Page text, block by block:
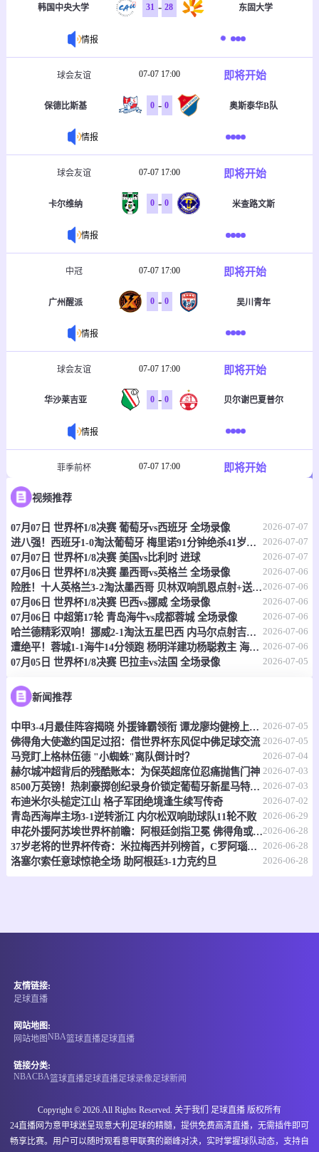
韩国中央大学 31 - 28 东固大学
情报
球会友谊 07-07 17:00 即将开始
保德比斯基 0 - 0 奥斯泰华B队
情报
球会友谊 07-07 17:00 即将开始
卡尔维纳 0 - 0 米查路文斯
情报
中冠 07-07 17:00 即将开始
广州醒派 0 - 0 吴川青年
情报
球会友谊 07-07 17:00 即将开始
华沙莱吉亚 0 - 0 贝尔谢巴夏普尔
情报
菲季前杯 07-07 17:00 即将开始
塔玛劳斯
情报
澳首超 07-07 17:30 即将开始
莫纳洛黑豹 0 - 0 昆比亚城市
情报
澳昆超 07-07 17:30 即将开始
黄金海岸骑士
情报
澳昆超 07-07 17:30 即将开始
黄金海岸骑士 0 - 0 昆士兰狮队
情报
澳亚U23 07-07 17:30 即将开始
缅甸U20
-
情报
视频推荐
07月07日 世界杯1/8决赛 葡萄牙vs西班牙 全场录像 2026-07-07
进八强！西班牙1-0淘汰葡萄牙 梅里诺91分钟绝杀41岁C罗最后一舞 2026-07-07
07月07日 世界杯1/8决赛 美国vs比利时 进球 2026-07-07
07月06日 世界杯1/8决赛 墨西哥vs英格兰 全场录像 2026-07-06
险胜！十人英格兰3-2淘汰墨西哥 贝林双响凯恩点射+送点宽萨直红 2026-07-06
07月06日 世界杯1/8决赛 巴西vs挪威 全场录像 2026-07-06
07月06日 中超第17轮 青岛海牛vs成都蓉城 全场录像 2026-07-06
哈兰德精彩双响！挪威2-1淘汰五星巴西 内马尔点射吉马良斯失点 2026-07-06
遭绝平！蓉城1-1海牛14分领跑 杨明洋建功杨聪救主 海牛仍倒数第3 2026-07-06
07月05日 世界杯1/8决赛 巴拉圭vs法国 全场录像 2026-07-05
新闻推荐
中甲3-4月最佳阵容揭晓 外援锋霸领衔 谭龙廖均健榜上有名 2026-07-05
佛得角大使邀约国足过招：借世界杯东风促中佛足球交流 2026-07-05
马竞盯上格林伍德 "小蜘蛛"离队倒计时？ 2026-07-04
赫尔城冲超背后的残酷账本：为保英超席位忍痛抛售门神 2026-07-03
8500万英镑！热刺豪掷创纪录身价锁定葡萄牙新星马特乌斯 2026-07-03
布迪米尔头槌定江山 格子军团绝境逢生续写传奇 2026-07-02
青岛西海岸主场3-1逆转浙江 内尔松双响助球队11轮不败 2026-06-29
申花外援阿苏埃世界杯前瞻：阿根廷剑指卫冕 佛得角或成黑马2026-06-28
37岁老将的世界杯传奇：米拉梅西并列榜首，C罗阿瑙紧随其后 2026-06-28
洛塞尔索任意球惊艳全场 助阿根廷3-1力克约旦 2026-06-28
友情链接:
足球直播
网站地图:
网站地图NBA篮球直播足球直播
链接分类:
NBACBA篮球直播足球直播足球录像 足球新闻
Copyright © 2026.All Rights Reserved. 关于我们 足球直播 版权所有
24直播网为意甲球迷呈现意大利足球的精髓，提供免费高清直播，无需插件即可
畅享比赛。用户可以随时观看意甲联赛的巅峰对决，实时掌握球队动态，支持自